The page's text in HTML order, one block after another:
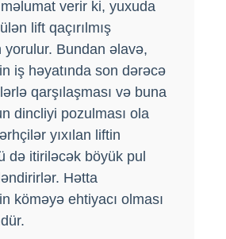
məlumat verir ki, yuxuda
lift qaçırılmış
yorulur. Bundan əlavə,
iş həyatında son dərəcə
qarşılaşması və buna
dincliyi pozulması ola
yıxılan liftin
də itiriləcək böyük pul
Hətta
köməyə ehtiyacı olması